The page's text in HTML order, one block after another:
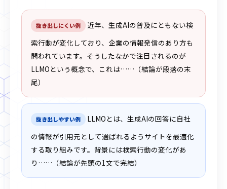
抜き出しにくい例
近年、生成AIの普及にともない検
索行動が変化しており、企業の情報発信のあり方も
問われています。そうしたなかで注目されるのが
LLMOという概念で、これは……（結論が段落の末
尾）
抜き出しやすい例
LLMOとは、生成AIの回答に自社
の情報が引用元として選ばれるようサイトを最適化
する取り組みです。背景には検索行動の変化があ
り……（結論が先頭の1文で完結）